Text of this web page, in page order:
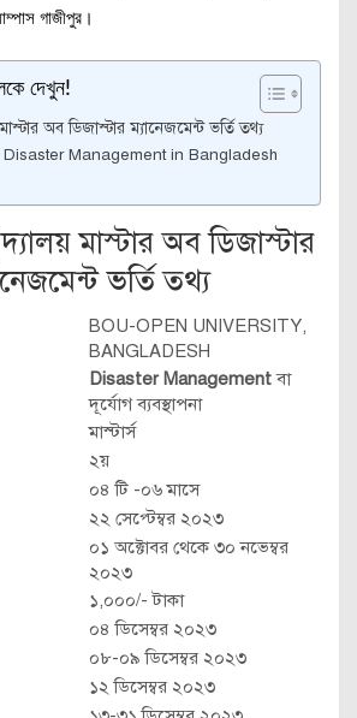
গাজীপুর।
দেখুন!
মাস্টার অব ডিজাস্টার ম্যানেজমেন্ট ভর্তি তথ্য
Management in Bangladesh
মাস্টার অব ডিজাস্টার
ভর্তি তথ্য
BOU-OPEN UNIVERSITY,
BANGLADESH
Disaster Managementবা
দূর্যোগ ব্যবস্থাপনা
মাস্টার্স
২য়
০৪ টি -০৬ মাসে
২২ সেপ্টেম্বর ২০২৩
০১ অক্টোবর থেকে ৩০ নভেম্বর
২০২৩
১,০০০/- টাকা
০৪ ডিসেম্বর ২০২৩
০৮-০৯ ডিসেম্বর ২০২৩
১২ ডিসেম্বর ২০২৩